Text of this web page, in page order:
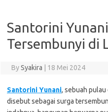
Santorini
Tersembunyi di
BySyakira 18 Mei 2024
Santorini Yunani, sebuah pulau
disebut sebagai surga